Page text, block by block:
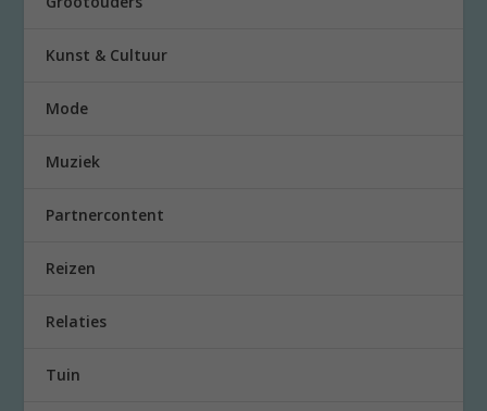
Kunst & Cultuur
Mode
Muziek
Partnercontent
Reizen
Relaties
Tuin